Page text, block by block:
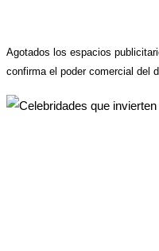
Agotados los espacios
confirma el poder comercial del